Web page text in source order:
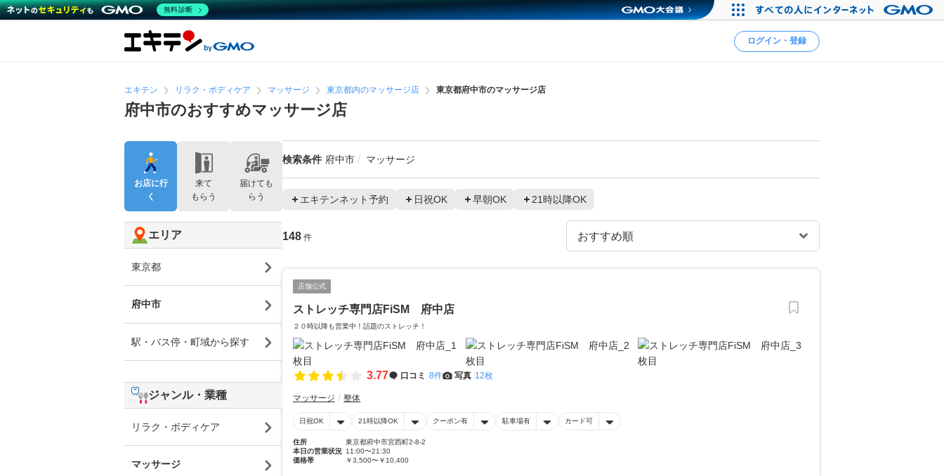
ログイン・登録
エキテン リラク・ボディケア マッサージ 東京都内のマッサージ店 東京都府中市のマッサージ店
府中市のおすすめマッサージ店
検索条件 府中市 マッサージ
エキテンネット予約 日祝OK 早朝OK 21時以降OK
148 件
店舗公式
ストレッチ専門店FiSM 府中店
２０時以降も営業中！話題のストレッチ！
3.77 口コミ 8件 写真 12枚
マッサージ 整体
日祝OK 21時以降OK クーポン有 駐車場有 カード可
住所
東京都府中市宮西町2-8-2
本日の営業状況 11:00〜21:30
価格帯
￥3,500〜￥10,400
お店に行
く
来て
もらう
届けても
らう
エリア
東京都
府中市
駅・バス停・町域から探す
ジャンル・業種
リラク・ボディケア
マッサージ
無料診断